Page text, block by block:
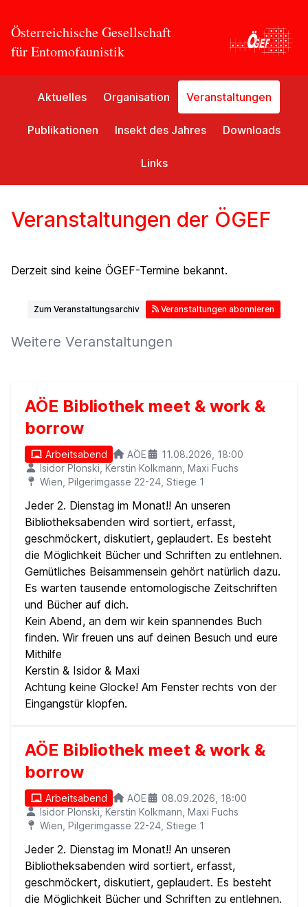
Österreichische Gesellschaft
für Entomofaunistik
Aktuelles Organisation Veranstaltungen
Publikationen Insekt des Jahres Downloads
Links
Veranstaltungen der ÖGEF
Derzeit sind keine ÖGEF-Termine bekannt.
Zum Veranstaltungsarchiv Veranstaltungen abonnieren
Weitere Veranstaltungen
AÖE Bibliothek meet & work &
borrow
Arbeitsabend AÖE
11.08.2026, 18:00
Isidor Plonski, Kerstin Kolkmann, Maxi Fuchs
Wien, Pilgerimgasse 22-24, Stiege 1
Jeder 2. Dienstag im Monat!! An unseren
Bibliotheksabenden wird sortiert, erfasst,
geschmöckert, diskutiert, geplaudert. Es besteht
die Möglichkeit Bücher und Schriften zu entlehnen.
Gemütliches Beisammensein gehört natürlich dazu.
Es warten tausende entomologische Zeitschriften
und Bücher auf dich.
Kein Abend, an dem wir kein spannendes Buch
finden. Wir freuen uns auf deinen Besuch und eure
Mithilfe
Kerstin & Isidor & Maxi
Achtung keine Glocke! Am Fenster rechts von der
Eingangstür klopfen.
AÖE Bibliothek meet & work &
borrow
Arbeitsabend AÖE
08.09.2026, 18:00
Isidor Plonski, Kerstin Kolkmann, Maxi Fuchs
Wien, Pilgerimgasse 22-24, Stiege 1
Jeder 2. Dienstag im Monat!! An unseren
Bibliotheksabenden wird sortiert, erfasst,
geschmöckert, diskutiert, geplaudert. Es besteht
die Möglichkeit Bücher und Schriften zu entlehnen.